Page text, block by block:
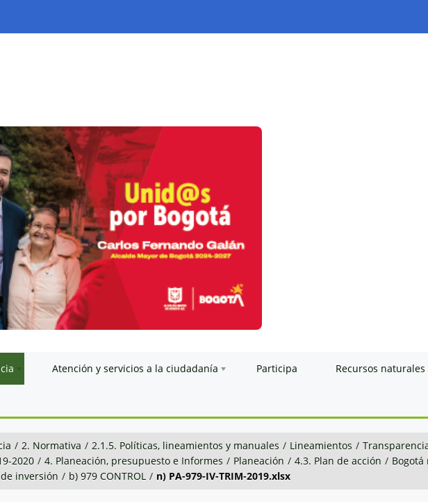
Atención y servicios a la ciudadanía Participa Recursos naturales
/ 2. Normativa / 2.1.5. Políticas, lineamientos y manuales / Lineamientos /
2020 / 4. Planeación, presupuesto e Informes / Planeación / 4.3. Plan de acción /
inversión / b) 979 CONTROL / n) PA-979-IV-TRIM-2019.xlsx